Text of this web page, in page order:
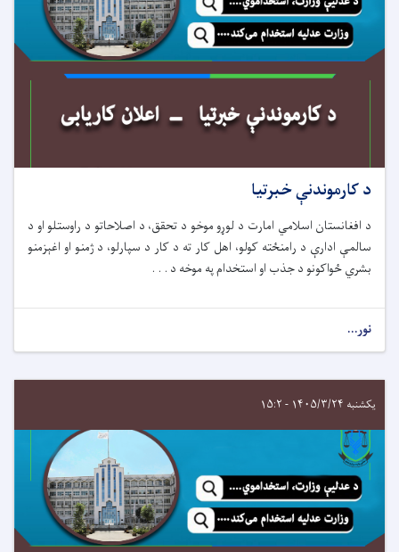
د کارموندنې خبرتیا
د افغانستان اسلامي امارت د لوړو موخو د تحقق، د اصلاحاتو د راوستلو او د
سالمې ادارې د رامنځته کولو، اهل کار ته د کار د سپارلو، د ژمنو او اغېزمنو
بشري ځواکونو د جذب او استخدام په موخه د . . .
نور...
یکشنبه ۱۴۰۵/۳/۲۴ - ۱۵:۲